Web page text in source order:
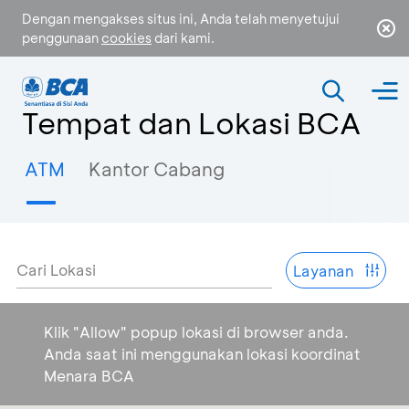
Dengan mengakses situs ini, Anda telah menyetujui
penggunaan cookies dari kami.
Tempat dan Lokasi BCA
ATM Kantor Cabang
Cari Lokasi Layanan
Klik "Allow" popup lokasi di browser anda.
Anda saat ini menggunakan lokasi koordinat
Menara BCA